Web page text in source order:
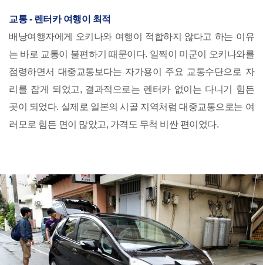
교통 - 렌터카 여행이 최적
배낭여행자에게 오키나와 여행이 적합하지 않다고 하는 이유
는 바로 교통이 불편하기 때문이다. 일찍이 미군이 오키나와를
점령하면서 대중교통보다는 자가용이 주요 교통수단으로 자
리를 잡게 되었고, 결과적으로는 렌터카 없이는 다니기 힘든
곳이 되었다. 실제로 일본의 시골 지역처럼 대중교통으로는 여
러모로 힘든 면이 많았고, 가격도 무척 비싼 편이었다.